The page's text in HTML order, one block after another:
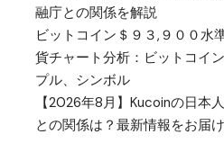
融庁との関係を解説
ビットコイン＄９３,９００
貨チャート分析：ビットコイ
プル、シンボル
【2026年8月】Kucoinの日本
との関係は？最新情報をお届け